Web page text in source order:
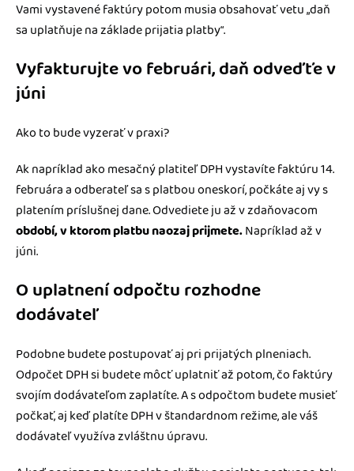
Vami vystavené faktúry potom musia obsahovať vetu „daň
sa uplatňuje na základe prijatia platby“.
Vyfakturujte vo februári, daň odveďťe v
júni
Ako to bude vyzerať v praxi?
Ak napríklad ako mesačný platiteľ DPH vystavíte faktúru 14.
februára a odberateľ sa s platbou oneskorí, počkáte aj vy s
platením príslušnej dane. Odvediete ju až v zdaňovacom
období, v ktorom platbu naozaj prijmete.Napríklad až v
júni.
O uplatnení odpočtu rozhodne
dodávateľ
Podobne budete postupovať aj pri prijatých plneniach.
Odpočet DPH si budete môcť uplatniť až potom, čo faktúry
svojím dodávateľom zaplatíte. A s odpočtom budete musieť
počkať, aj keď platíte DPH v štandardnom režime, ale váš
dodávateľ využíva zvláštnu úpravu.